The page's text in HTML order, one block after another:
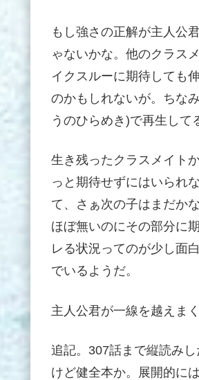
もし強さの正解が主人公
ゃないかな。他のクラス
イクスルーに期待しても
のかもしれないが。ちな
うのひらめき)で再生して
生き残ったクラスメイト
っと期待せずにはいられ
て、さぁ次の子はまだか
ほぼ無いのにその部分に
レる状況ってのが少し面
でいるようだ。
主人公君が一線を越えま
追記。307話まで縦読み
けど健全本か。展開的に